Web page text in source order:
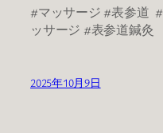
#マッサージ #表参道
ッサージ #表参道鍼灸
2025年10月9日